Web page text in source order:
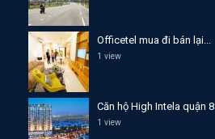
Officetel mua đi bán lại...
1 view
Căn hộ High Intela quận 8
1 view